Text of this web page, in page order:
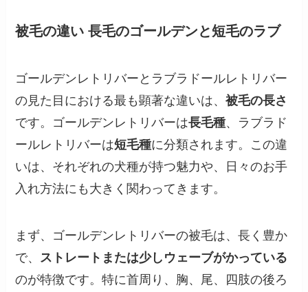
被毛の違い 長毛のゴールデンと短毛のラブ
ゴールデンレトリバーとラブラドールレトリバー
の見た目における最も顕著な違いは、被毛の長さ
です。ゴールデンレトリバーは長毛種、ラブラド
ールレトリバーは短毛種に分類されます。この違
いは、それぞれの犬種が持つ魅力や、日々のお手
入れ方法にも大きく関わってきます。
まず、ゴールデンレトリバーの被毛は、長く豊か
で、 ストレートまたは少しウェーブがかっている
のが特徴です。特に首周り、胸、尾、四肢の後ろ